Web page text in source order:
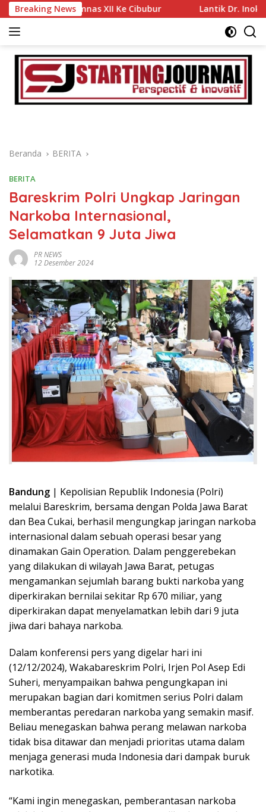
Langsung
ke
konten
Breaking News
XII Ke Cibubur Lantik Dr. Inoki Sebagai
Beranda BERITA
BERITA
Bareskrim Polri Ungkap Jaringan
Narkoba Internasional,
Selamatkan 9 Juta Jiwa
PR NEWS
12 Desember 2024
Bandung | Kepolisian Republik Indonesia (Polri)
melalui Bareskrim, bersama dengan Polda Jawa Barat
dan Bea Cukai, berhasil mengungkap jaringan narkoba
internasional dalam sebuah operasi besar yang
dinamakan Gain Operation. Dalam penggerebekan
yang dilakukan di wilayah Jawa Barat, petugas
mengamankan sejumlah barang bukti narkoba yang
diperkirakan bernilai sekitar Rp 670 miliar, yang
diperkirakan dapat menyelamatkan lebih dari 9 juta
jiwa dari bahaya narkoba.
Dalam konferensi pers yang digelar hari ini
(12/12/2024), Wakabareskrim Polri, Irjen Pol Asep Edi
Suheri, menyampaikan bahwa pengungkapan ini
merupakan bagian dari komitmen serius Polri dalam
memberantas peredaran narkoba yang semakin masif.
Beliau menegaskan bahwa perang melawan narkoba
tidak bisa ditawar dan menjadi prioritas utama dalam
menjaga generasi muda Indonesia dari dampak buruk
narkotika.
“Kami ingin menegaskan, pemberantasan narkoba